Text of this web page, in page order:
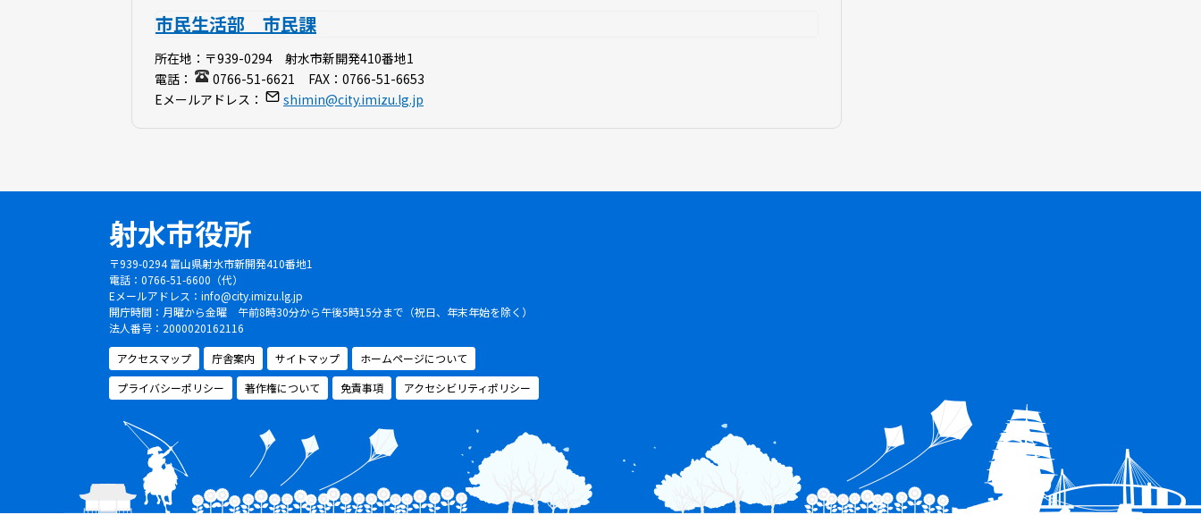
市民生活部 市民課
所在地： 〒939-0294 射水市新開発410番地1
電話：
0766-51-6621 FAX： 0766-51-6653
Eメールアドレス：
shimin@city.imizu.lg.jp
射水市役所
〒939-0294 富山県射水市新開発410番地1
電話：0766-51-6600（代）
Eメールアドレス： info@city.imizu.lg.jp
開庁時間：月曜から金曜 午前8時30分から午後5時15分まで（祝日、年末年始を除く）
法人番号：2000020162116
アクセスマップ
庁舎案内 サイトマップ
ホームページについて
プライバシーポリシー
著作権について 免責事項 アクセシビリティポリシー